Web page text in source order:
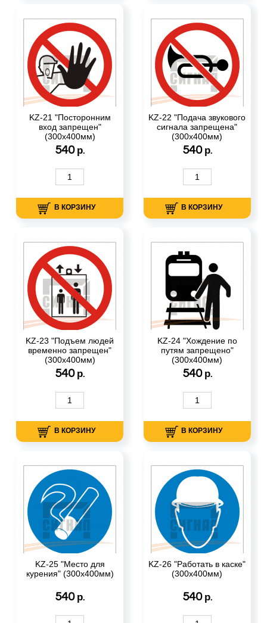
KZ-21 "Посторонним
вход запрещен"
(300х400мм)
540 р.
В КОРЗИНУ
KZ-22 "Подача звукового
сигнала запрещена"
(300х400мм)
540 р.
В КОРЗИНУ
KZ-23 "Подъем людей
временно запрещен"
(300х400мм)
540 р.
В КОРЗИНУ
KZ-24 "Хождение по
путям запрещено"
(300х400мм)
540 р.
В КОРЗИНУ
KZ-25 "Место для
курения" (300х400мм)
540 р.
KZ-26 "Работать в каске"
(300х400мм)
540 р.